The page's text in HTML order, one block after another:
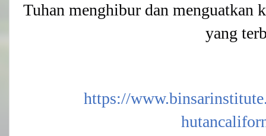
Tuhan menghibur dan menguatkan
yang
https://